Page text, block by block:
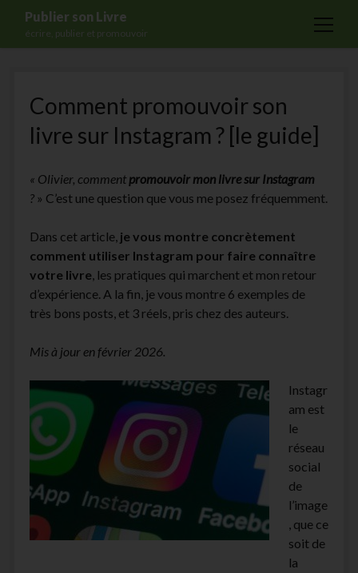
Publier son Livre
écrire, publier et promouvoir
open
Formations
Services
Auto-édition
Actualités
A propos
form
Comment promouvoir son
livre sur Instagram ? [le guide]
« Olivier, comment promouvoir mon livre sur Instagram
?» C’est une question que vous me posez fréquemment.
Dans cet article, je vous montre concrètement
comment utiliser Instagram pour faire connaître
votre livre, les pratiques qui marchent et mon retour
d’expérience. A la fin, je vous montre 6 exemples de
très bons posts, et 3 réels, pris chez des auteurs.
Mis à jour en février 2026.
Instagr
am est
le
réseau
social
de
l’image
, que ce
soit de
la